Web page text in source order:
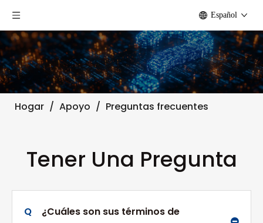
Español
Hogar / Apoyo / Preguntas frecuentes
Tener Una Pregunta
Q
¿Cuáles son sus términos de